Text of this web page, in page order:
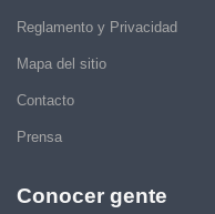
Reglamento y Privacidad
Mapa del sitio
Contacto
Prensa
Conocer gente